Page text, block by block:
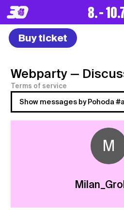
8. –
Buy ticket
Webparty —
Terms of service
Show messages by Pohoda
M